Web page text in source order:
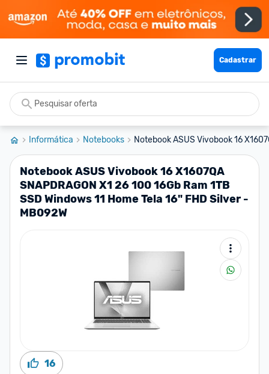
Cadastrar
Informática Notebooks Notebook ASUS Vivobook 16
Notebook ASUS Vivobook 16 X1607QA
SNAPDRAGON X1 26 100 16Gb Ram 1TB
SSD Windows 11 Home Tela 16" FHD Silver -
MB092W
16